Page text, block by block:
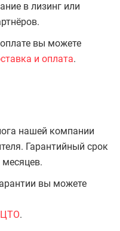
в лизинг или
вы можете
и оплата.
нашей компании
Гарантийный срок
вы можете
ЦТО.